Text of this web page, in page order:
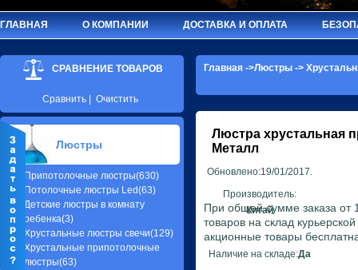
ГЛАВНАЯ О КОМПАНИИ ДОСТАВКА И ОПЛАТА
Главная ->Люстры ->
Люстра хрустальная
Металл
Обновлено:19/01/2017.
Производитель:
Китай
Наличие на складе:Да
При общей сумме заказа от
товаров на склад
акционные товары
СРАВНЕНИЕ ТОВАРОВ
Сравнить Очистить
Люстры
Припотолочные люстры(630)
Потолочные люстры Led(63)
Детские люстры в комнату
ребенка(3)
Хрустальные люстры свечи(129)
Хрустальные припотолочные
люстры(63)